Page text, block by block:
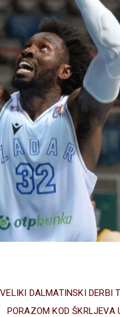
VELIKI DALMATINSKI DERBI
PORAZOM KOD